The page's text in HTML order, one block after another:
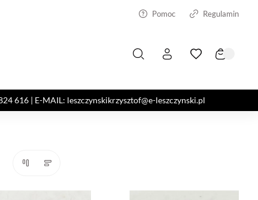
Pomoc Regulamin
616 | E-MAIL: leszczynskikrzysztof@e-leszczynski.pl